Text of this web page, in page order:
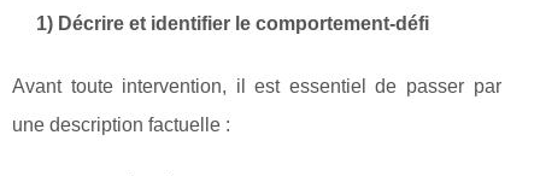
1) Décrire et identifier le comportement-défi
Avant toute intervention, il est essentiel de passer par
une description factuelle :